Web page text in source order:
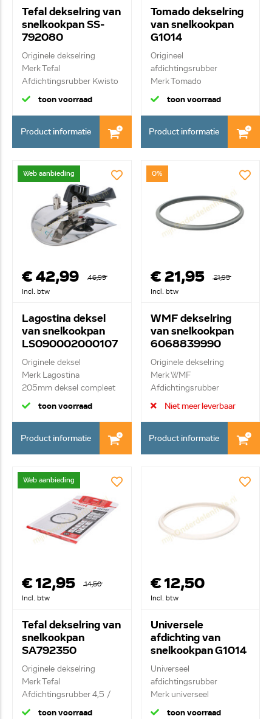
Tefal dekselring van
snelkookpan SS-
792080
Originele dekselring
Merk Tefal
Afdichtingsrubber Kwisto
...
toon voorraad
Product informatie
Tomado dekselring
van snelkookpan
G1014
Origineel
afdichtingsrubber
Merk Tomado
Dekselrubber voor ...
toon voorraad
Product informatie
Web aanbieding
€ 42,99
46,99
Incl. btw
Lagostina deksel
van snelkookpan
LS090002000107
Originele deksel
Merk Lagostina
205mm deksel compleet
toon voorraad
Product informatie
0%
€ 21,95
21,95
Incl. btw
WMF dekselring
van snelkookpan
6068839990
Originele dekselring
Merk WMF
Afdichtingsrubber
Ø20/22cm
Niet meer leverbaar
Product informatie
Web aanbieding
€ 12,95
14,50
Incl. btw
Tefal dekselring van
snelkookpan
SA792350
Originele dekselring
Merk Tefal
Afdichtingsrubber 4,5 /
6...
toon voorraad
€ 12,50
Incl. btw
Universele
afdichting van
snelkookpan G1014
Universeel
afdichtingsrubber
Merk universeel
Dekselrubber ...
toon voorraad